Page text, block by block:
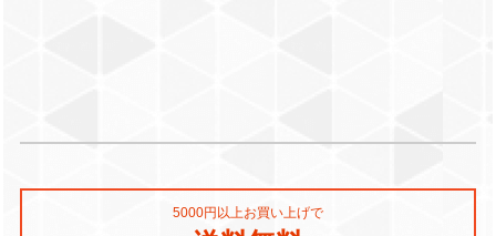
5000円以上お買い上げで